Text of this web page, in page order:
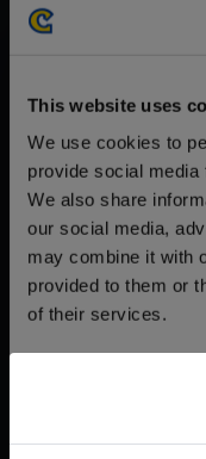
This website uses
We use cookies to
provide social
We also share
our social media,
may combine it with
provided to them or
of their services.
74
【単曲】ヴァ
カプコン・サ
76
【単曲】ヴァ
BOX PYRON
カプコン・サ
【単曲】ヴァ
カプコン・サ